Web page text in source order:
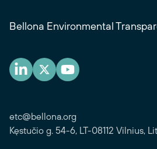
Bellona Environmental
etc@bellona.org
Kęstučio g. 54-6, LT-08112 Vilnius,